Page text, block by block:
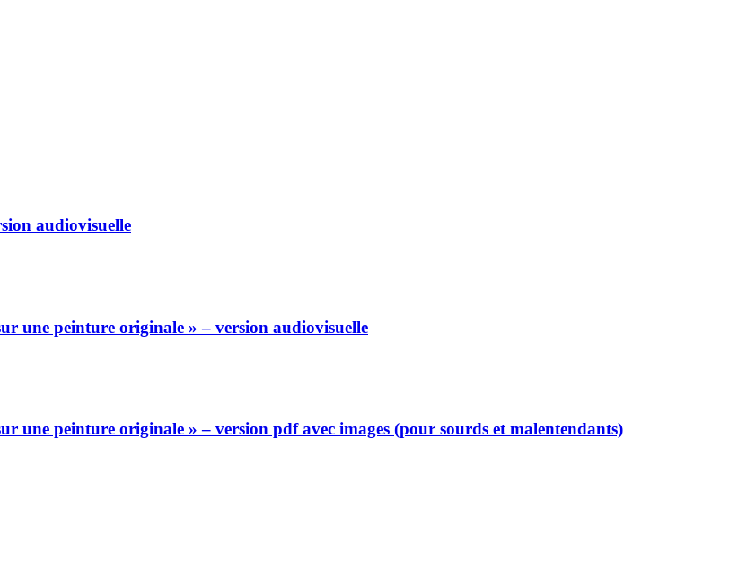
audiovisuelle
une peinture originale » – version audiovisuelle
une peinture originale » – version pdf avec images (pour sourds et malentendants)